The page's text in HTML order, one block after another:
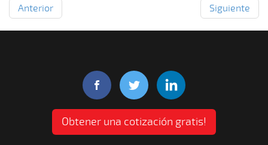
Anterior Siguiente
Obtener una cotización gratis!